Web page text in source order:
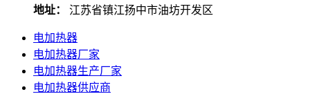
地址：
江苏省镇江扬中市油坊开发区
电加热器
电加热器厂家
电加热器生产厂家
电加热器供应商